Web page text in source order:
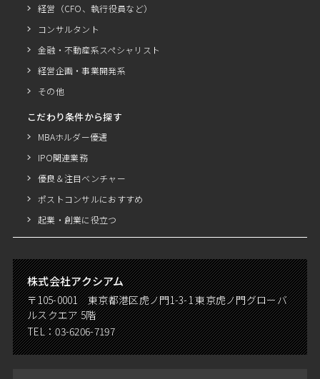
経営（CFO、執行役員など）
コンサルタント
金融・不動産系スペシャリスト
経営企画・事業開発系
その他
こだわり条件から探す
MBAホルダー優遇
IPO関連業務
優良＆注目ベンチャー
ポストコンサルにおすすめ
起業・創業に役立つ
株式会社アクシアム
〒105-0001 東京都港区虎ノ門1-3-1 東京虎ノ門グローバ
ルスクエア 5階
TEL：03-6206-7197